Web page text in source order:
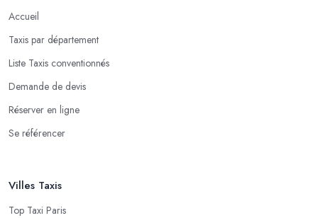
Accueil
Taxis par département
Liste Taxis conventionnés
Demande de devis
Réserver en ligne
Se référencer
Villes Taxis
Top Taxi Paris